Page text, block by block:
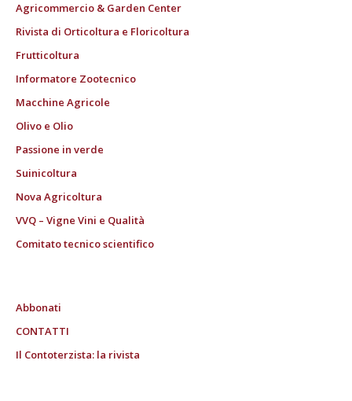
Agricommercio & Garden Center
Rivista di Orticoltura e Floricoltura
Frutticoltura
Informatore Zootecnico
Macchine Agricole
Olivo e Olio
Passione in verde
Suinicoltura
Nova Agricoltura
VVQ – Vigne Vini e Qualità
Comitato tecnico scientifico
Abbonati
CONTATTI
Il Contoterzista: la rivista